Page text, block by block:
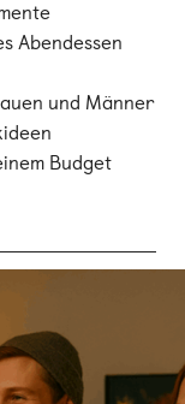
Abendessen
und Männer
Budget